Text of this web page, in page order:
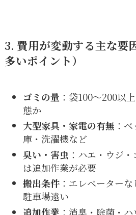
3. 費用が変動する主な要
多いポイント）
ゴミの量 ：袋100〜200以
態か
大型家具・家電の有無 ：
庫・洗濯機など
臭い・害虫 ：ハエ・ウジ
は追加作業が必要
搬出条件：エレベーター
駐車場遠い
追加作業 ：消臭・除菌・